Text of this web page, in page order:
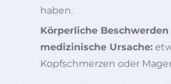
haben.
Körperliche
medizinische Ursache:
Kopfschmerzen oder